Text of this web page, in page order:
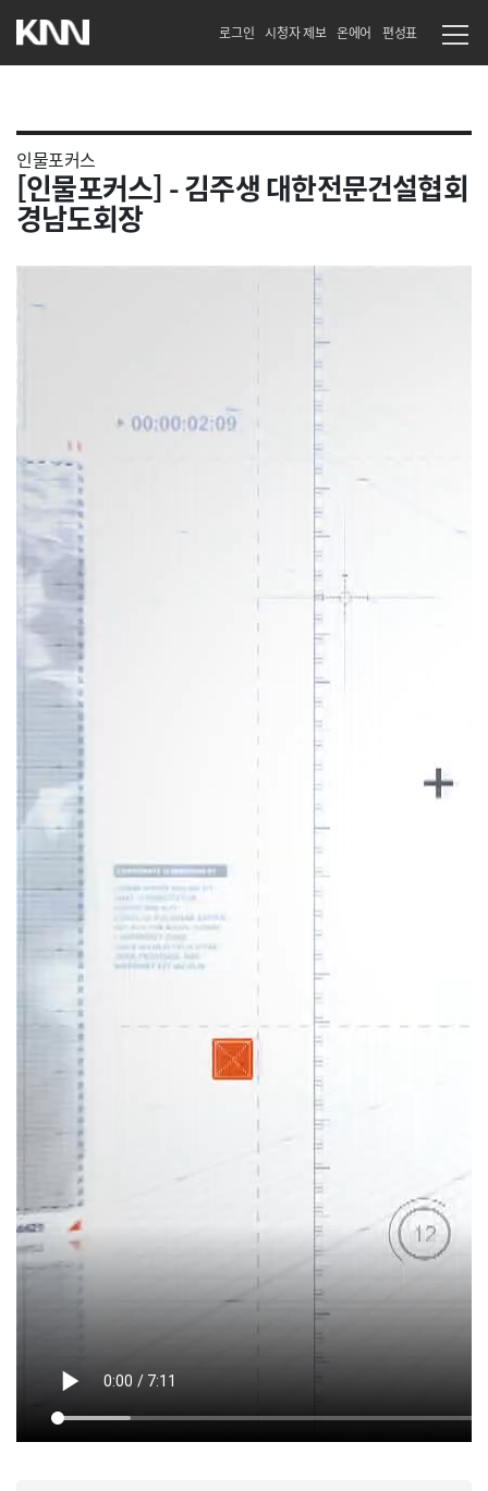
로그인 시청자 제보 온에어 편성표
인물포커스
[인물포커스] - 김주생 대한전문건설협회
경남도회장